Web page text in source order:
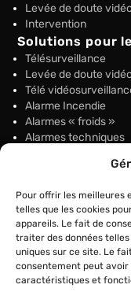
Pour offrir les meilleures
telles que les cookies
appareils. Le fait de
traiter des données
uniques sur ce site. Le
consentement peut
caractéristiques et
Levée de doute
Intervention
Solutions pour
Télésurveillance
Levée de doute
Télé
Alarme Incendie
Alarmes « froids »
Alarmes techniques
Rondes de
Interphonie et
Solutions PTI :
Permanence
Commandes à
Supervision
SURVEIL